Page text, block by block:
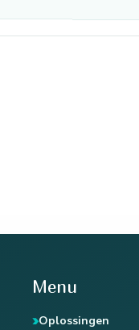
Menu
Oplossingen